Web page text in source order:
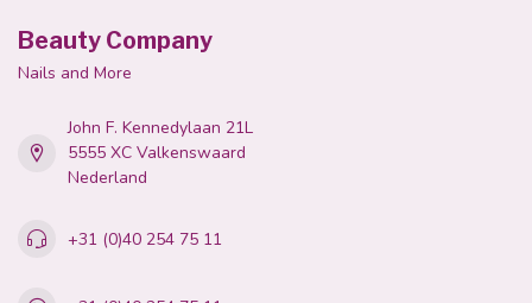
Beauty Company
Nails and More
John F. Kennedylaan 21L
5555 XC Valkenswaard
Nederland
+31 (0)40 254 75 11